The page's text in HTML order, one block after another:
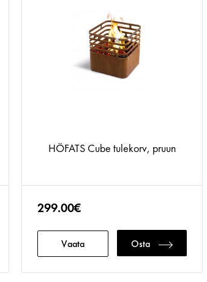
HÖFATS Cube tulekorv, pruun
299.00€
Vaata Osta